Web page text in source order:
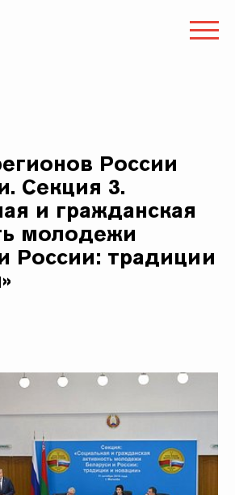
России
Секция 3.
и гражданская
молодежи
России: традиции